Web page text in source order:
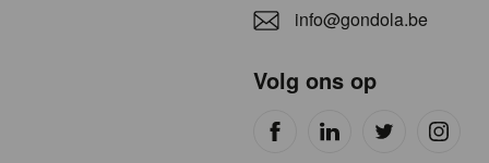
info@gondola.be
Volg ons op